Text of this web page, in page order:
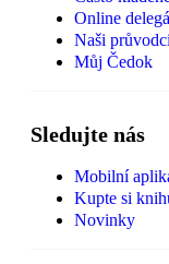
Online
Naši průvodci
Můj Čedok
Sledujte nás
Mobilní
Kupte si
Novinky